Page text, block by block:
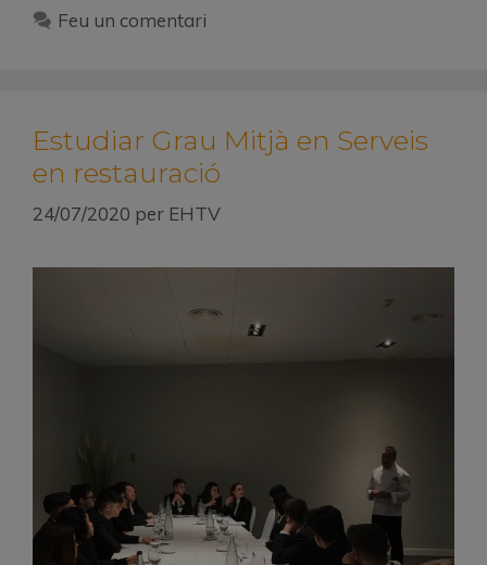
Feu un comentari
Estudiar Grau Mitjà en Serveis
en restauració
24/07/2020 per EHTV